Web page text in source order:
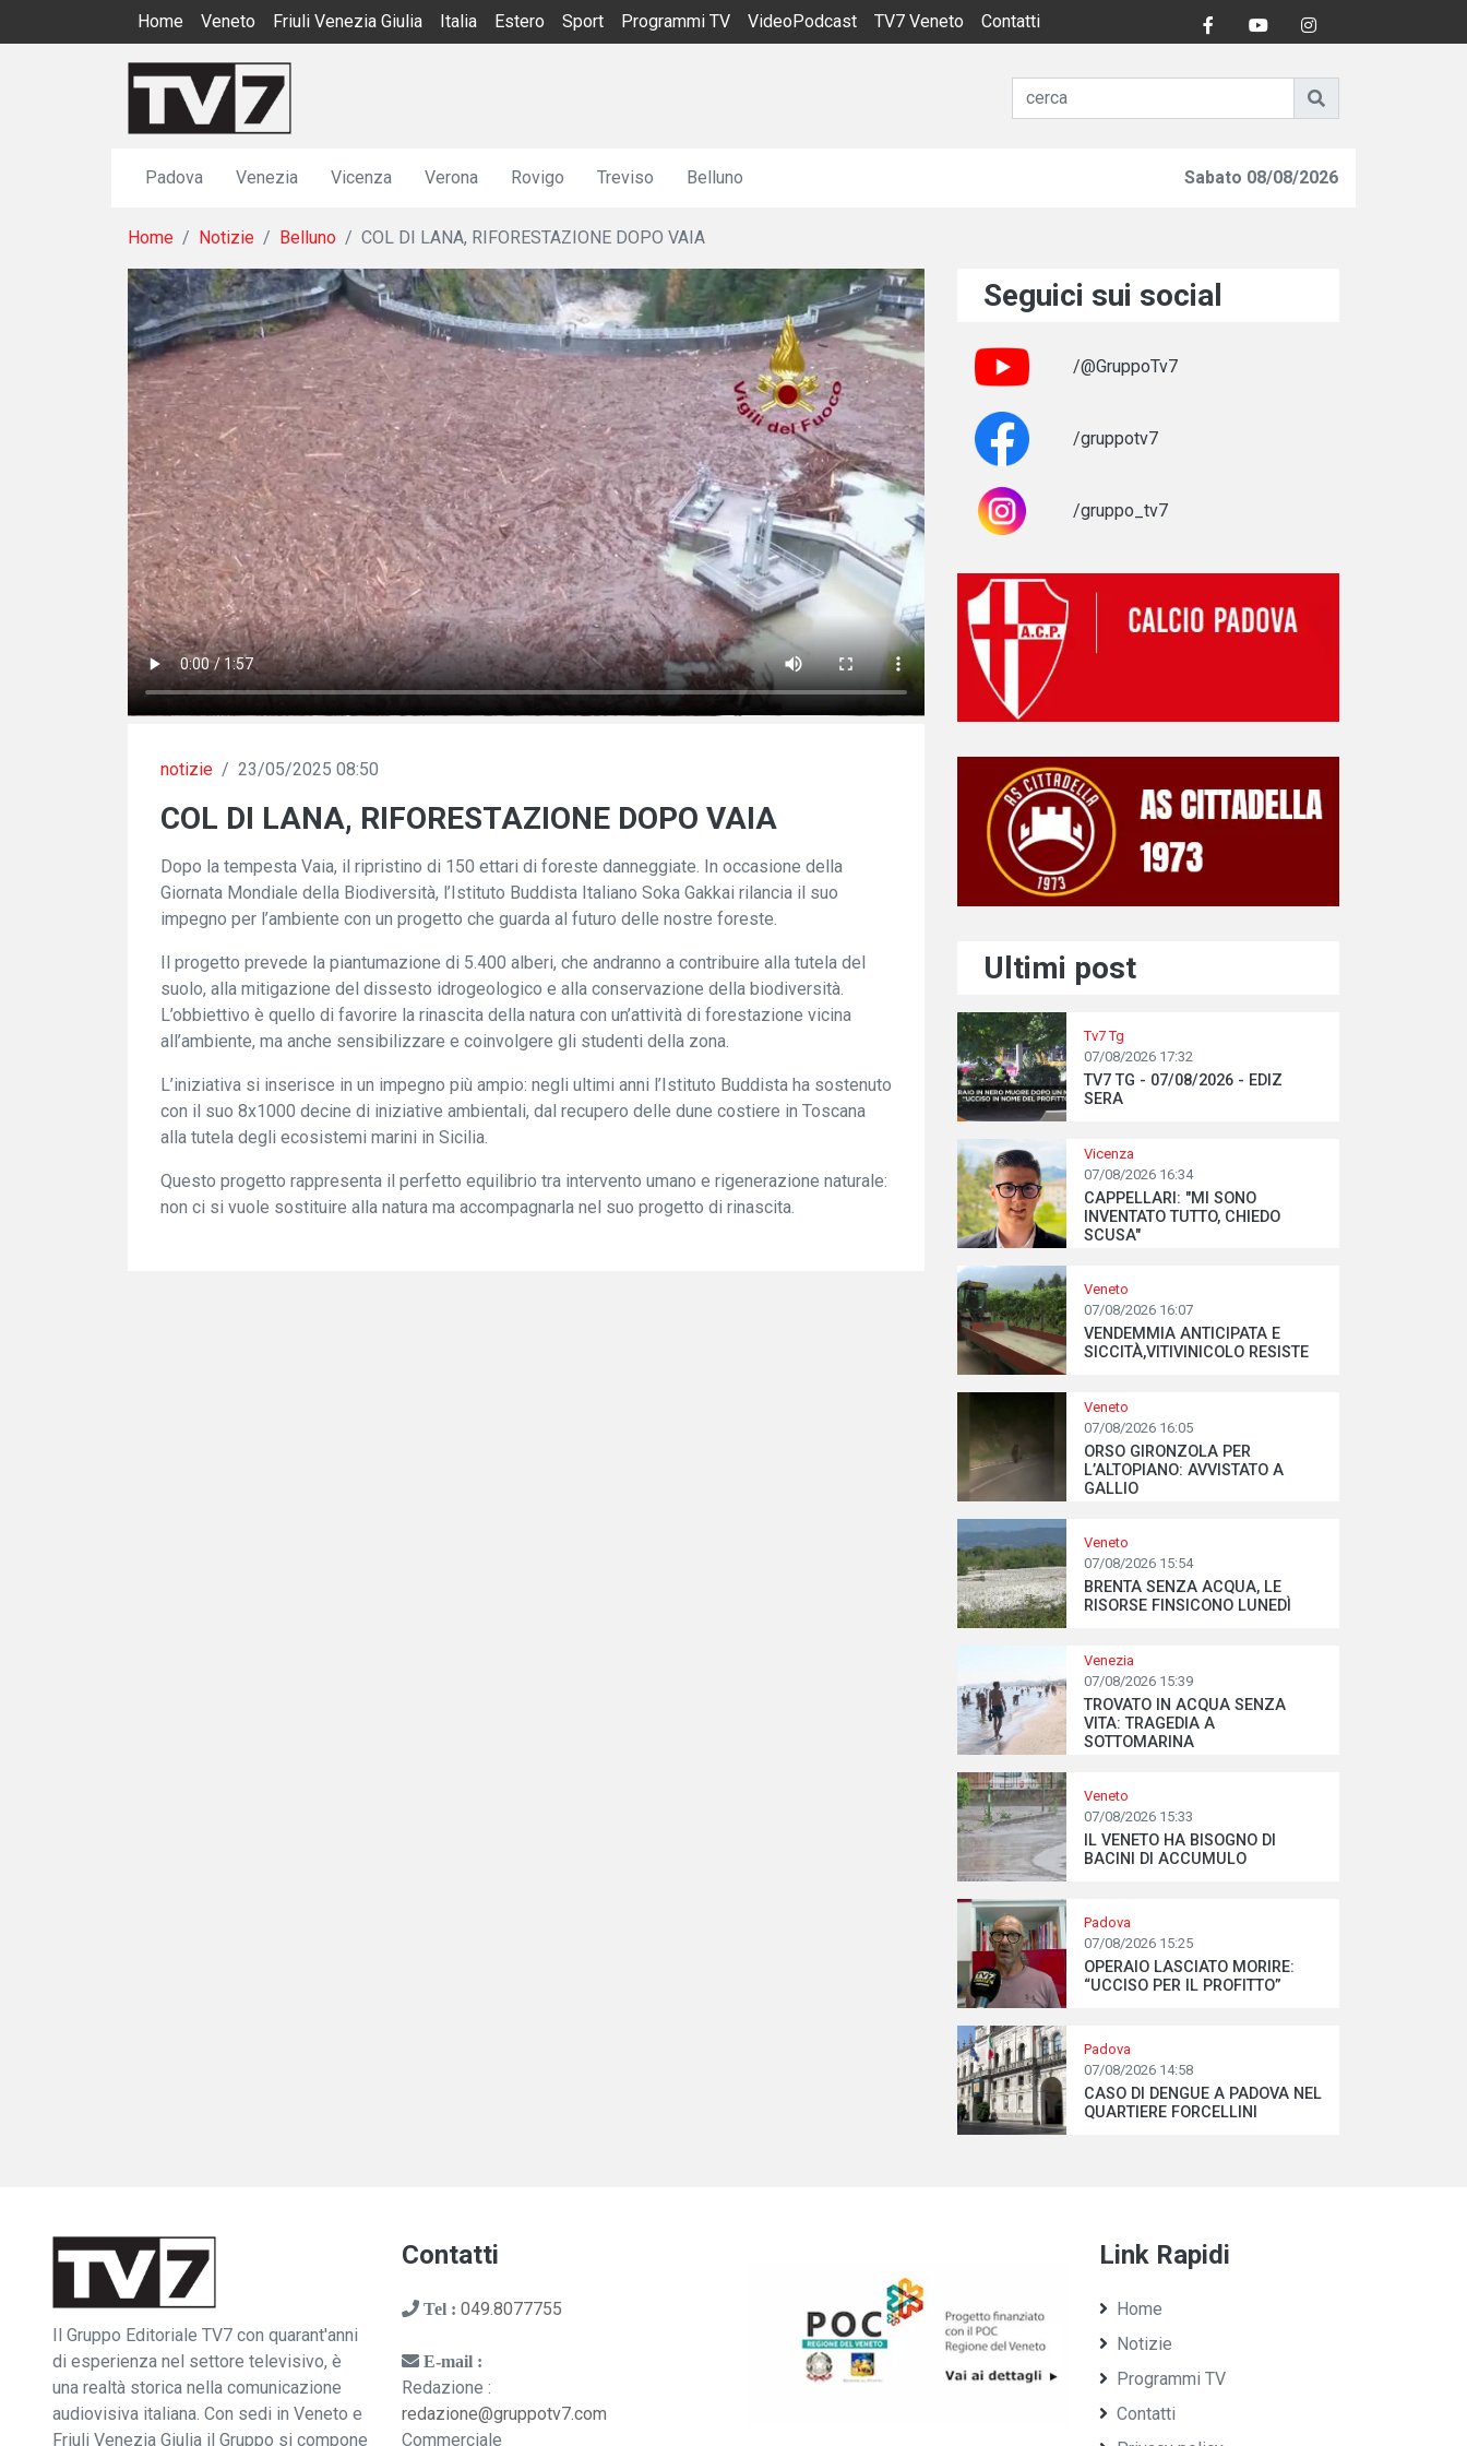
Home Veneto Friuli Venezia Giulia Italia Estero Sport Programmi TV VideoPodcast TV7 Veneto Contatti
Padova Venezia Vicenza Verona Rovigo Treviso Belluno Sabato 08/08/2026
Home Notizie Belluno COL DI LANA, RIFORESTAZIONE DOPO VAIA
notizie / 23/05/2025 08:50
COL DI LANA, RIFORESTAZIONE DOPO VAIA
Dopo la tempesta Vaia, il ripristino di 150 ettari di foreste danneggiate. In occasione della
Giornata Mondiale della Biodiversità, l’Istituto Buddista Italiano Soka Gakkai rilancia il suo
impegno per l’ambiente con un progetto che guarda al futuro delle nostre foreste.
Il progetto prevede la piantumazione di 5.400 alberi, che andranno a contribuire alla tutela del
suolo, alla mitigazione del dissesto idrogeologico e alla conservazione della biodiversità.
L’obbiettivo è quello di favorire la rinascita della natura con un’attività di forestazione vicina
all’ambiente, ma anche sensibilizzare e coinvolgere gli studenti della zona.
L’iniziativa si inserisce in un impegno più ampio: negli ultimi anni l’Istituto Buddista ha sostenuto
con il suo 8x1000 decine di iniziative ambientali, dal recupero delle dune costiere in Toscana
alla tutela degli ecosistemi marini in Sicilia.
Questo progetto rappresenta il perfetto equilibrio tra intervento umano e rigenerazione naturale:
non ci si vuole sostituire alla natura ma accompagnarla nel suo progetto di rinascita.
Seguici sui social
/@GruppoTv7
/gruppotv7
/gruppo_tv7
Ultimi post
Tv7 Tg
07/08/2026 17:32
TV7 TG - 07/08/2026 - EDIZ
SERA
Vicenza
07/08/2026 16:34
CAPPELLARI: "MI SONO
INVENTATO TUTTO, CHIEDO
SCUSA"
Veneto
07/08/2026 16:07
VENDEMMIA ANTICIPATA E
SICCITÀ,VITIVINICOLO RESISTE
Veneto
07/08/2026 16:05
ORSO GIRONZOLA PER
L’ALTOPIANO: AVVISTATO A
GALLIO
Veneto
07/08/2026 15:54
BRENTA SENZA ACQUA, LE
RISORSE FINSICONO LUNEDÌ
Venezia
07/08/2026 15:39
TROVATO IN ACQUA SENZA
VITA: TRAGEDIA A
SOTTOMARINA
Veneto
07/08/2026 15:33
IL VENETO HA BISOGNO DI
BACINI DI ACCUMULO
Padova
07/08/2026 15:25
OPERAIO LASCIATO MORIRE:
“UCCISO PER IL PROFITTO”
Padova
07/08/2026 14:58
CASO DI DENGUE A PADOVA NEL
QUARTIERE FORCELLINI
Il Gruppo Editoriale TV7 con quarant'anni
di esperienza nel settore televisivo, è
una realtà storica nella comunicazione
audiovisiva italiana. Con sedi in Veneto e
Friuli Venezia Giulia il Gruppo si compone
Contatti
Tel : 049.8077755
E-mail :
Redazione :
redazione@gruppotv7.com
Commerciale
Link Rapidi
Home
Notizie
Programmi TV
Contatti